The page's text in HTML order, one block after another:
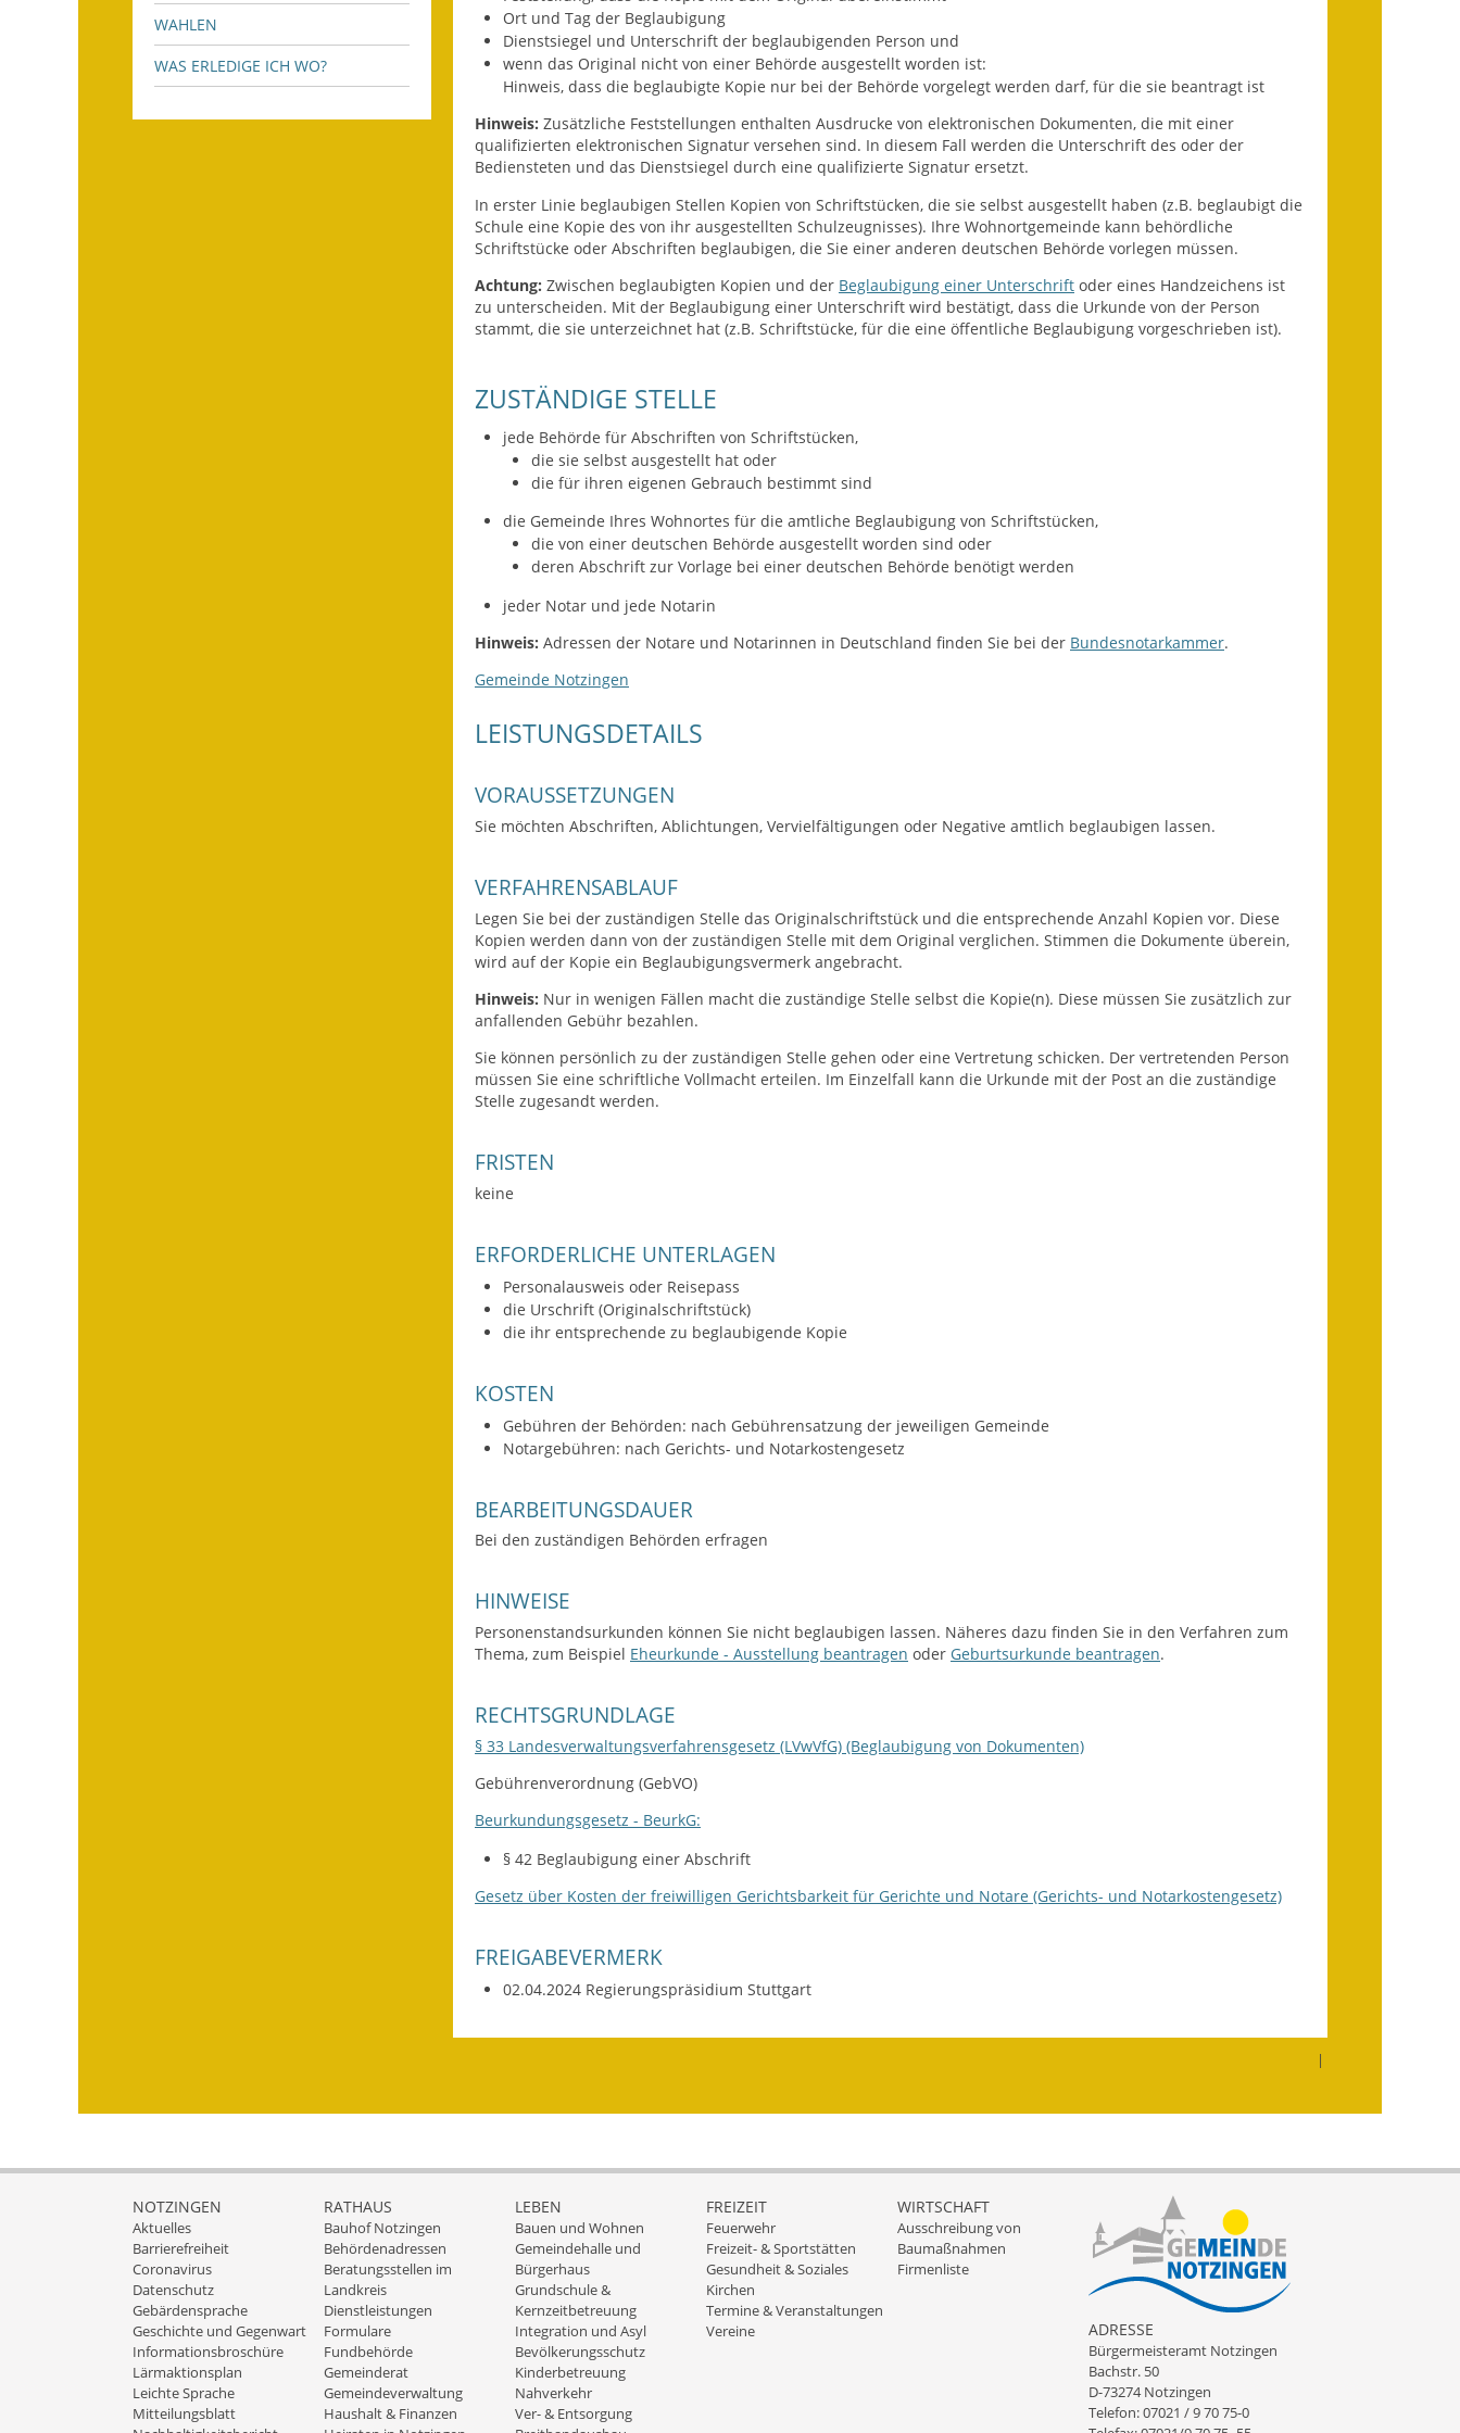
Mitteilungsblatt
Nachhaltigkeitsbericht
Ortsplan
Straßenbau
Buslinie 168
Beratungsstellen im
Landkreis
Formulare
Sitzungsberichte 2015
Haushaltspläne
Jahresabschlüsse
Ortsrecht
Bauwasser/Wasser/Abwasser
Bebauungspläne
Bodenrichtwerte
Flächennutzungsplan
Gerätehütten
WAHLEN
WAS ERLEDIGE ICH WO?
Ort und Tag der Beglaubigung
Dienstsiegel und Unterschrift der beglaubigenden Person und
wenn das Original nicht von einer Behörde ausgestellt worden ist:
Hinweis, dass die beglaubigte Kopie nur bei der Behörde vorgelegt werden darf, für die sie beantragt ist
Hinweis: Zusätzliche Feststellungen enthalten Ausdrucke von elektronischen Dokumenten, die mit einer
qualifizierten elektronischen Signatur versehen sind. In diesem Fall werden die Unterschrift des oder der
Bediensteten und das Dienstsiegel durch eine qualifizierte Signatur ersetzt.
In erster Linie beglaubigen Stellen Kopien von Schriftstücken, die sie selbst ausgestellt haben (z.B. beglaubigt die
Schule eine Kopie des von ihr ausgestellten Schulzeugnisses). Ihre Wohnortgemeinde kann behördliche
Schriftstücke oder Abschriften beglaubigen, die Sie einer anderen deutschen Behörde vorlegen müssen.
Achtung: Zwischen beglaubigten Kopien und der Beglaubigung einer Unterschrift oder eines Handzeichens ist
zu unterscheiden. Mit der Beglaubigung einer Unterschrift wird bestätigt, dass die Urkunde von der Person
stammt, die sie unterzeichnet hat (z.B. Schriftstücke, für die eine öffentliche Beglaubigung vorgeschrieben ist).
ZUSTÄNDIGE STELLE
jede Behörde für Abschriften von Schriftstücken,
die sie selbst ausgestellt hat oder
die für ihren eigenen Gebrauch bestimmt sind
die Gemeinde Ihres Wohnortes für die amtliche Beglaubigung von Schriftstücken,
die von einer deutschen Behörde ausgestellt worden sind oder
deren Abschrift zur Vorlage bei einer deutschen Behörde benötigt werden
jeder Notar und jede Notarin
Hinweis: Adressen der Notare und Notarinnen in Deutschland finden Sie bei der Bundesnotarkammer.
Gemeinde Notzingen
LEISTUNGSDETAILS
VORAUSSETZUNGEN
Sie möchten Abschriften, Ablichtungen, Vervielfältigungen oder Negative amtlich beglaubigen lassen.
VERFAHRENSABLAUF
Legen Sie bei der zuständigen Stelle das Originalschriftstück und die entsprechende Anzahl Kopien vor. Diese
Kopien werden dann von der zuständigen Stelle mit dem Original verglichen. Stimmen die Dokumente überein,
wird auf der Kopie ein Beglaubigungsvermerk angebracht.
Hinweis: Nur in wenigen Fällen macht die zuständige Stelle selbst die Kopie(n). Diese müssen Sie zusätzlich zur
anfallenden Gebühr bezahlen.
Sie können persönlich zu der zuständigen Stelle gehen oder eine Vertretung schicken. Der vertretenden Person
müssen Sie eine schriftliche Vollmacht erteilen. Im Einzelfall kann die Urkunde mit der Post an die zuständige
Stelle zugesandt werden.
FRISTEN
keine
ERFORDERLICHE UNTERLAGEN
Personalausweis oder Reisepass
die Urschrift (Originalschriftstück)
die ihr entsprechende zu beglaubigende Kopie
KOSTEN
Gebühren der Behörden: nach Gebührensatzung der jeweiligen Gemeinde
Notargebühren: nach Gerichts- und Notarkostengesetz
BEARBEITUNGSDAUER
Bei den zuständigen Behörden erfragen
HINWEISE
Personenstandsurkunden können Sie nicht beglaubigen lassen. Näheres dazu finden Sie in den Verfahren zum
Thema, zum Beispiel Eheurkunde - Ausstellung beantragen oder Geburtsurkunde beantragen.
RECHTSGRUNDLAGE
§ 33 Landesverwaltungsverfahrensgesetz (LVwVfG) (Beglaubigung von Dokumenten)
Gebührenverordnung (GebVO)
Beurkundungsgesetz - BeurkG:
§ 42 Beglaubigung einer Abschrift
Gesetz über Kosten der freiwilligen Gerichtsbarkeit für Gerichte und Notare (Gerichts- und Notarkostengesetz)
FREIGABEVERMERK
02.04.2024 Regierungspräsidium Stuttgart
|
NOTZINGEN
Aktuelles
Barrierefreiheit
Coronavirus
Datenschutz
Gebärdensprache
Geschichte und Gegenwart
Informationsbroschüre
Lärmaktionsplan
Leichte Sprache
Mitteilungsblatt
RATHAUS
Bauhof Notzingen
Behördenadressen
Beratungsstellen im
Landkreis
Dienstleistungen
Formulare
Fundbehörde
Gemeinderat
Gemeindeverwaltung
Haushalt & Finanzen
LEBEN
Bauen und Wohnen
Gemeindehalle und
Bürgerhaus
Grundschule &
Kernzeitbetreuung
Integration und Asyl
Bevölkerungsschutz
Kinderbetreuung
Nahverkehr
Ver- & Entsorgung
FREIZEIT
Feuerwehr
Freizeit- & Sportstätten
Gesundheit & Soziales
Kirchen
Termine & Veranstaltungen
Vereine
WIRTSCHAFT
Ausschreibung von
Baumaßnahmen
Firmenliste
ADRESSE
Bürgermeisteramt Notzingen
Bachstr. 50
D-73274 Notzingen
Telefon: 07021 / 9 70 75-0